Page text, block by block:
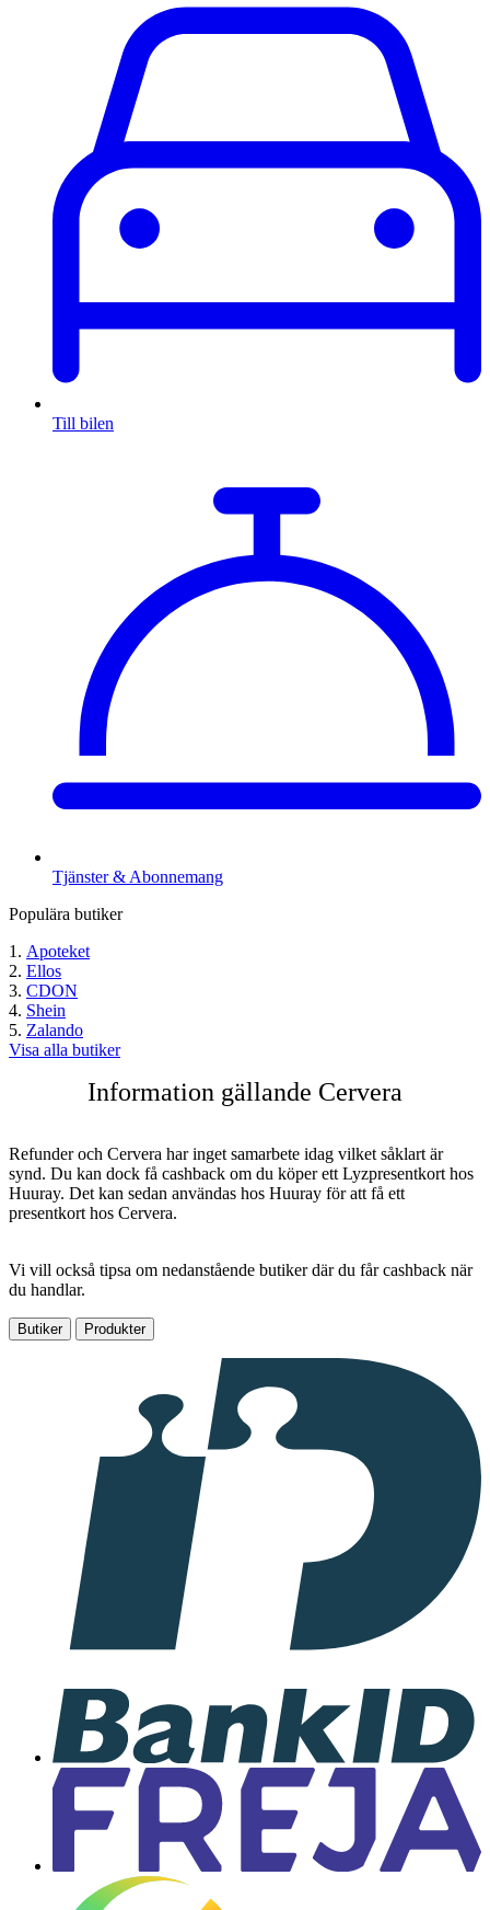
Till bilen
Tjänster & Abonnemang
Populära butiker
Apoteket
Ellos
CDON
Shein
Zalando
Visa alla butiker
Information gällande Cervera
Refunder och Cervera har inget samarbete idag vilket såklart är
synd. Du kan dock få cashback om du köper ett Lyzpresentkort hos
Huuray. Det kan sedan användas hos Huuray för att få ett
presentkort hos Cervera.
Vi vill också tipsa om nedanstående butiker där du får cashback när
du handlar.
Butiker Produkter